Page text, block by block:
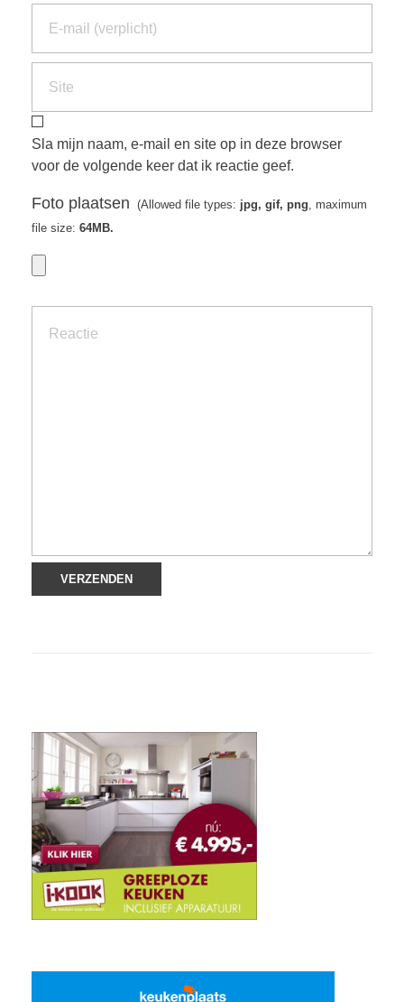
Sla mijn naam, e-mail en site op in deze browser
voor de volgende keer dat ik reactie geef.
Foto plaatsen (Allowed file types: jpg, gif, png, maximum
file size: 64MB.